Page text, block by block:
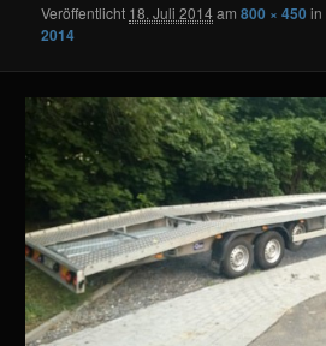
Veröffentlicht 18. Juli 2014am800 × 450 in
2014